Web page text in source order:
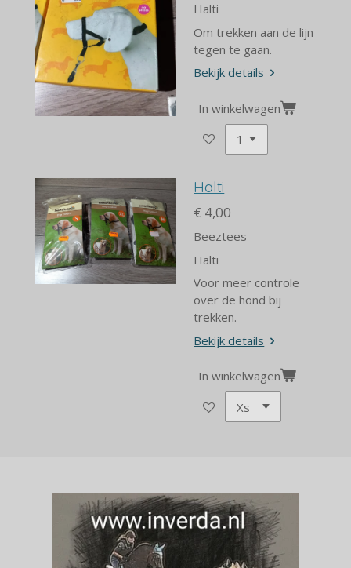
Halti
Om trekken aan de lijn
tegen te gaan.
Bekijk details
In winkelwagen
Halti
€ 4,00
Beeztees
Halti
Voor meer controle
over de hond bij
trekken.
Bekijk details
In winkelwagen